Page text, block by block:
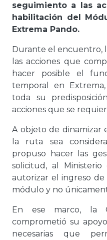
seguimiento a las
habilitación del
Extrema Pando.
Durante el encuentro,
las acciones que
hacer posible el
temporal en
toda su
acciones que se
A objeto de dinamizar
la ruta sea
propuso hacer las
solicitud, al Ministerio
autorizar el ingreso de
módulo y no
En ese marco, la
comprometió su
necesarias que